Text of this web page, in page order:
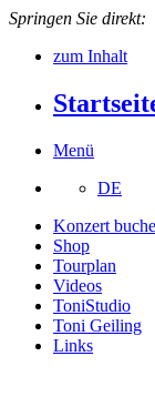
Springen Sie direkt:
zum Inhalt
Menü
DE
Konzert
Shop
Tourplan
Videos
ToniStudio
Toni Geiling
Links